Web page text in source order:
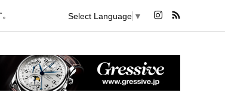
Select Language ▼